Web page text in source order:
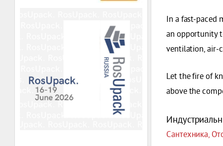
In a fast-paced
an opportunity
ventilation, air-
Let the fire of
above the
Сантехника,